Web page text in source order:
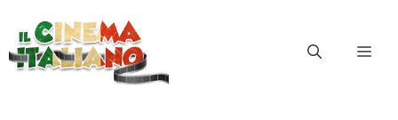
contenuto